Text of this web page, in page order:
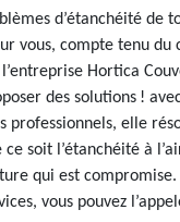
d’étanchéité de
vous, compte tenu du
Hortica
des solutions !
professionnels, elle
soit l’étanchéité à
qui est
vous pouvez